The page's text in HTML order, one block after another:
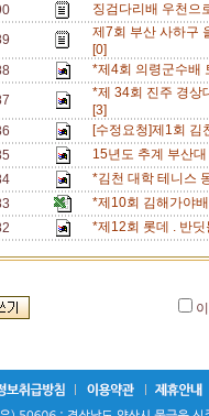
징검다리배 우천
제7회 부산 사하구
[0]
*제4회 의령군수배
*제 34회 진주 경상
[3]
[수정요청]제1회
15년도 추계 부산
*김천 대학 테니스
*제10회 김해가야
*제12회 롯데 . 반